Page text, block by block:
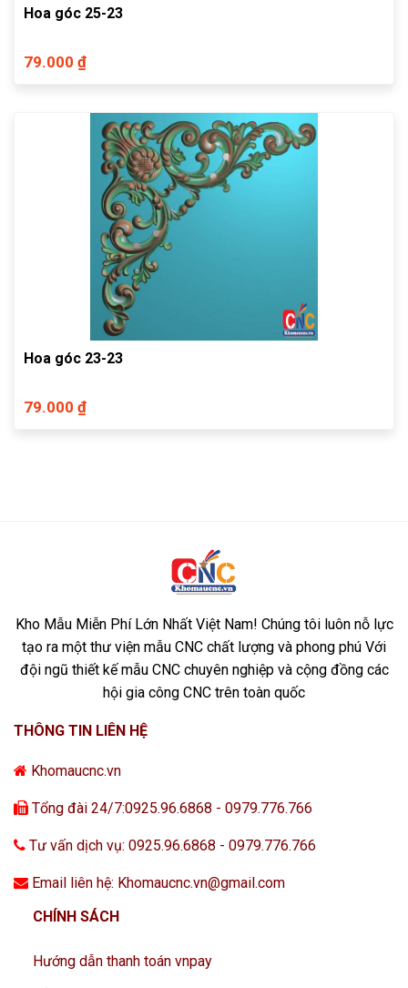
Hoa góc 25-23
79.000 ₫
Hoa góc 23-23
79.000 ₫
Kho Mẫu Miễn Phí Lớn Nhất Việt Nam! Chúng tôi luôn nỗ lực
tạo ra một thư viện mẫu CNC chất lượng và phong phú Với
đội ngũ thiết kế mẫu CNC chuyên nghiệp và cộng đồng các
hội gia công CNC trên toàn quốc
THÔNG TIN LIÊN HỆ
Khomaucnc.vn
Tổng đài 24/7:0925.96.6868 - 0979.776.766
Tư vấn dịch vụ: 0925.96.6868 - 0979.776.766
Email liên hệ: Khomaucnc.vn@gmail.com
CHÍNH SÁCH
Hướng dẫn thanh toán vnpay